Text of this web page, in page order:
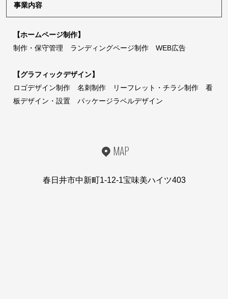
事業内容
【ホームページ制作】
制作・保守管理 ランディングページ制作 WEB広告
【グラフィックデザイン】
ロゴデザイン制作 名刺制作 リーフレット・チラシ制作 看
板デザイン・設置 パッケージラベルデザイン
MAP
春日井市中新町1-12-1宝味美ハイツ403